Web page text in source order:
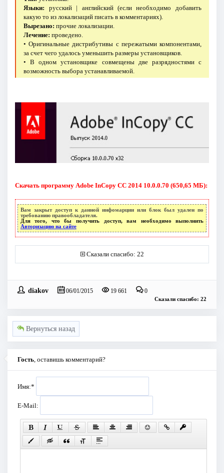
Языки: русский | английский (если необходимо добавить
какую то из локализаций писать в комментариях).
Вырезано: прочие локализации.
Лечение: проведено.
• Оригинальные дистрибутивы с пережатыми компонентами,
за счет чего удалось уменьшить размеры установщиков.
• В одном установщике совмещены две разрядностями с
возможность выбора устанавливаемой.
Скачать программу Adobe InCopy CC 2014 10.0.0.70 (650,65 МБ):
Вам закрыт доступ к данной инфомарции или блок был удален по
требованию правообладателя.
Для того, что бы получить доступ, вам необходимо выполнить
Авторизацию на сайте
Сказали спасибо: 22
diakov 06/01/2015 19 661 0
Сказали спасибо: 22
Вернуться назад
Гость, оставишь комментарий?
Имя:*
E-Mail: